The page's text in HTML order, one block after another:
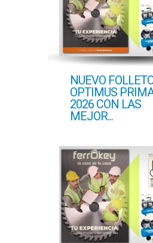
NUEVO
OPTIMUS
2026 CON LAS
MEJOR...